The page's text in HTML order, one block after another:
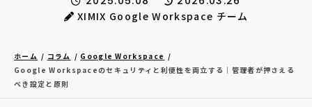
XIMIX Google Workspace チーム
ホーム コラム
Google Workspace
Google Workspaceのセキュリティと利便性を両立する｜管理者が押さえる
べき設定と原則